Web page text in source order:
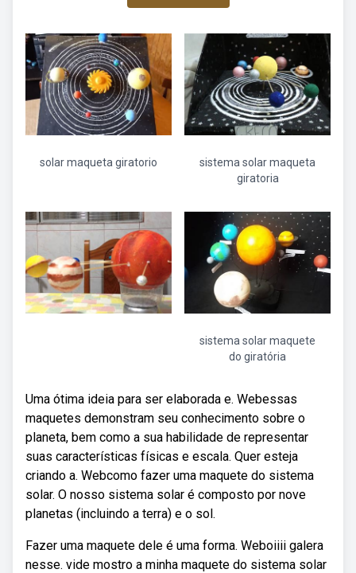
solar maqueta giratorio
sistema solar maqueta
giratoria
sistema solar maquete
do giratória
Uma ótima ideia para ser elaborada e. Webessas
maquetes demonstram seu conhecimento sobre o
planeta, bem como a sua habilidade de representar
suas características físicas e escala. Quer esteja
criando a. Webcomo fazer uma maquete do sistema
solar. O nosso sistema solar é composto por nove
planetas (incluindo a terra) e o sol.
Fazer uma maquete dele é uma forma. Weboiiii galera
nesse. vide mostro a minha maquete do sistema solar